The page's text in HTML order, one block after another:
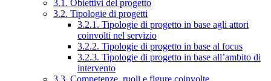
3.1. Obiettivi del progetto
3.2. Tipologie di progetti
3.2.1. Tipologie di progetto in base agli attori
coinvolti nel servizio
3.2.2. Tipologie di progetto in base al focus
3.2.3. Tipologie di progetto in base all’ambito di
intervento
3.3. Competenze, ruoli e figure coinvolte